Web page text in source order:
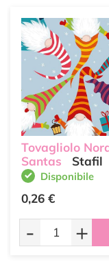
Tovagliolo
Santas
Stafil
Disponibile
0,26 €
- +